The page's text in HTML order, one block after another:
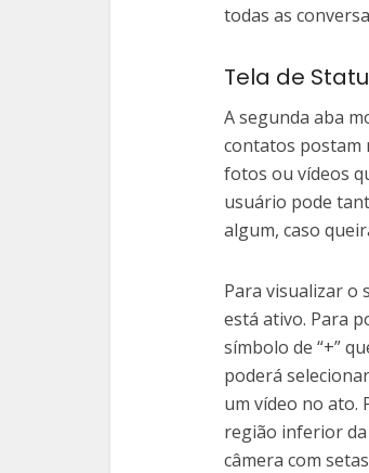
todas as
Tela de
A segunda aba
contatos postam
fotos ou vídeos
usuário pode
algum, caso
Para visualizar o
está ativo. Para
símbolo de “+”
poderá
um vídeo no ato.
região inferior da
câmera com